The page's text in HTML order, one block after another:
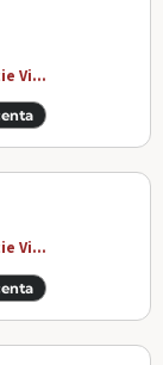
Vi...
Vi...